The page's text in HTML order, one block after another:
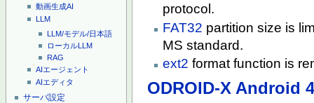
動画生成AI
LLM
LLM/モデル/日本語
ローカルLLM
RAG
AIエージェント
AIエディタ
サーバ設定
protocol.
FAT32 partition size is
MS standard.
ext2 format function is
ODROID-X Android